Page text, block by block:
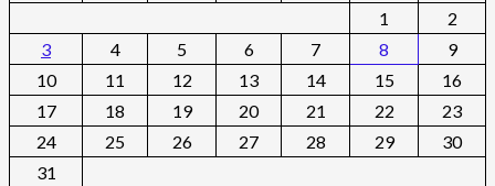
1
2
3
4 5 6 7 8
9
10
11 12 13 14 15
16
17
18 19 20 21 22
23
24
25 26 27 28 29
30
31